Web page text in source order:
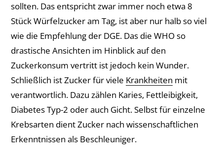
sollten. Das entspricht zwar immer noch etwa 8
Stück Würfelzucker am Tag, ist aber nur halb so viel
wie die Empfehlung der DGE. Das die WHO so
drastische Ansichten im Hinblick auf den
Zuckerkonsum vertritt ist jedoch kein Wunder.
Schließlich ist Zucker für viele Krankheiten mit
verantwortlich. Dazu zählen Karies, Fettleibigkeit,
Diabetes Typ-2 oder auch Gicht. Selbst für einzelne
Krebsarten dient Zucker nach wissenschaftlichen
Erkenntnissen als Beschleuniger.